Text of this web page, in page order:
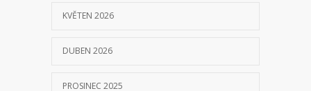
KVĚTEN 2026
DUBEN 2026
PROSINEC 2025